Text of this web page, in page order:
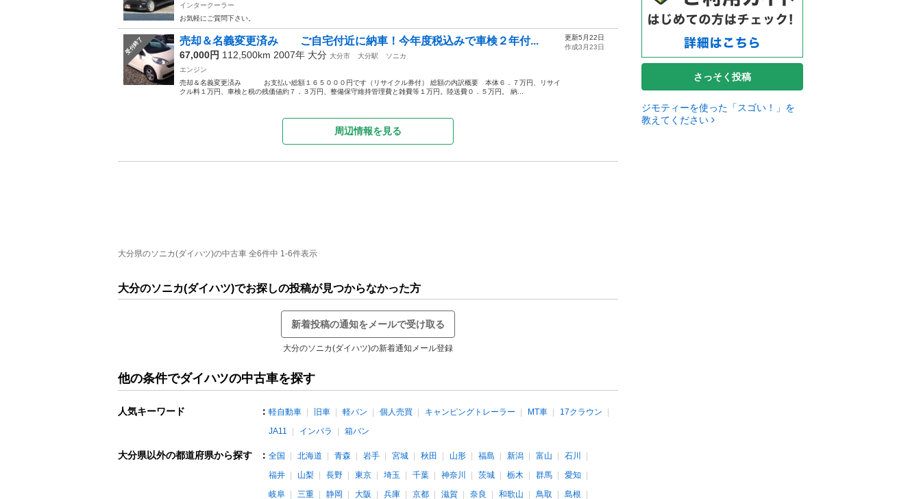
インタークーラー
お気軽にご質問下さい。
受付終了 売却＆名義変更済み ご自宅付近に納車！今年度税込みで車検２年付...
67,000円 112,500km 2007年 大分 大分市 大分駅
ソニカ
エンジン
売却＆名義変更済み お支払い総額１６５０００円です（リサイクル券付） 総額の内訳概要 本体６．７万円、リサイ
クル料１万円、車検と税の残価値約７．３万円、整備保守維持管理費と雑費等１万円。陸送費０．５万円。 納...
更新5月22日
作成3月23日
周辺情報を見る
大分県のソニカ(ダイハツ)の中古車 全6件中 1-6件表示
大分のソニカ(ダイハツ)でお探しの投稿が見つからなかった方
新着投稿の通知をメールで受け取る
大分のソニカ(ダイハツ)の新着通知メール登録
他の条件でダイハツの中古車を探す
人気キーワード ： 軽自動車 旧車 軽バン 個人売買 キャンピングトレーラー MT車
17クラウン
JA11
インパラ 箱バン
大分県以外の都道府県から探す ： 全国 北海道 青森 岩手 宮城 秋田 山形 福島 新潟 富山
石川
福井
山梨 長野 東京 埼玉 千葉 神奈川 茨城 栃木 群馬
愛知
岐阜
三重 静岡 大阪 兵庫 京都 滋賀 奈良 和歌山 鳥取 島根
さっそく投稿
ジモティーを使った「スゴい！」を
教えてください